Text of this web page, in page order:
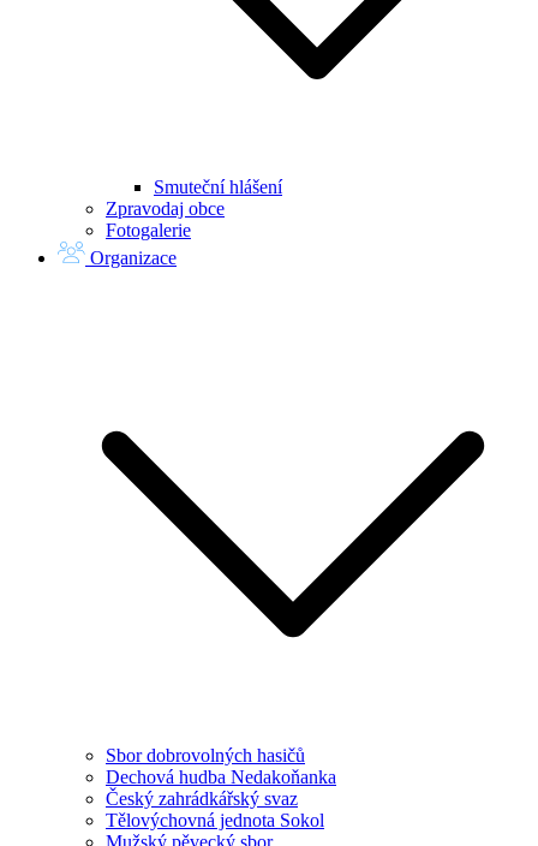
Smuteční hlášení
Zpravodaj obce
Fotogalerie
Organizace
Sbor dobrovolných hasičů
Dechová hudba Nedakoňanka
Český zahrádkářský svaz
Tělovýchovná jednota Sokol
Mužský pěvecký sbor